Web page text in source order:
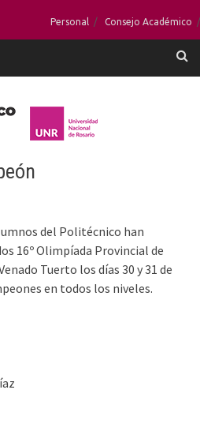
Personal Consejo Académico
del Politécnico han
16º Olimpíada Provincial de
Tuerto los días 30 y 31 de
en todos los niveles.